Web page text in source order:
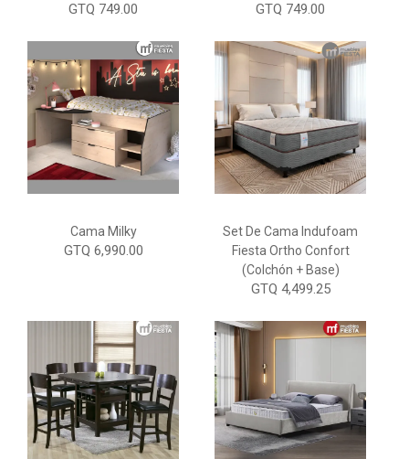
GTQ 749.00 GTQ 749.00
Cama Milky
GTQ 6,990.00
Set De Cama Indufoam
Fiesta Ortho Confort
(Colchón + Base)
GTQ 4,499.25